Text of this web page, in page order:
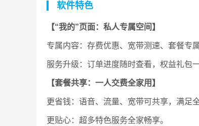
软件特色
【“我的”页面：私人专属空间】
专属内容：存费优惠、宽带测速、套餐专
服务升级：订单进度随时查看，权益礼包
【套餐共享：一人交费全家用】
更省钱：语音、流量、宽带可共享，满足
更贴心：超多特色服务全家畅享。